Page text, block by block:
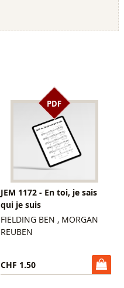
PDF
JEM 1172 - En toi, je sais
qui je suis
FIELDING BEN , MORGAN
REUBEN
CHF 1.50